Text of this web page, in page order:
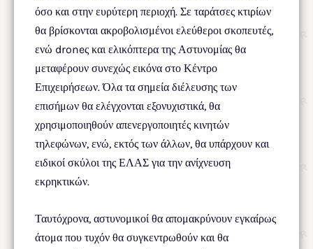
όσο και στην ευρύτερη περιοχή. Σε ταράτσες κτιρίων
θα βρίσκονται ακροβολισμένοι ελεύθεροι σκοπευτές,
ενώ droneς και ελικόπτερα της Αστυνομίας θα
μεταφέρουν συνεχώς εικόνα στο Κέντρο
Επιχειρήσεων. Όλα τα σημεία διέλευσης των
επισήμων θα ελέγχονται εξονυχιστικά, θα
χρησιμοποιηθούν απενεργοποιητές κινητών
τηλεφώνων, ενώ, εκτός των άλλων, θα υπάρχουν και
ειδικοί σκύλοι της ΕΛΑΣ για την ανίχνευση
εκρηκτικών.
Ταυτόχρονα, αστυνομικοί θα απομακρύνουν εγκαίρως
άτομα που τυχόν θα συγκεντρωθούν και θα